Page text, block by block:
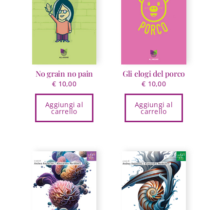
possono
essere
scelte
nella
pagina
del
prodotto
No grain no pain
€ 10,00
Aggiungi al
carrello
Gli elogi del porco
€ 10,00
Aggiungi al
carrello